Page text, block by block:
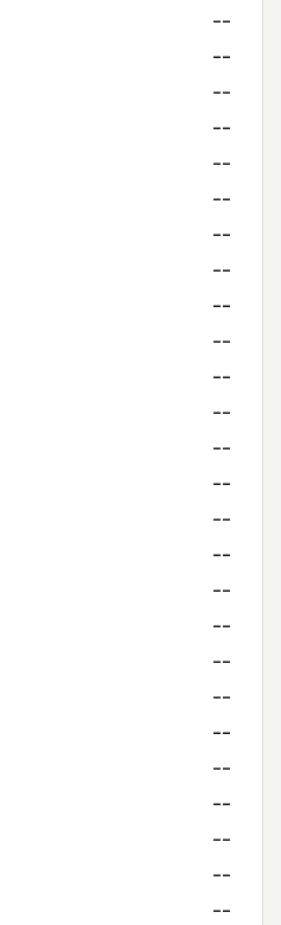
--
--
--
--
--
--
--
--
--
--
--
--
--
--
--
--
--
--
--
--
--
--
--
--
--
--